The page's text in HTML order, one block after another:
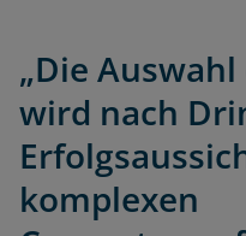
„Die
wird nach
komplexen